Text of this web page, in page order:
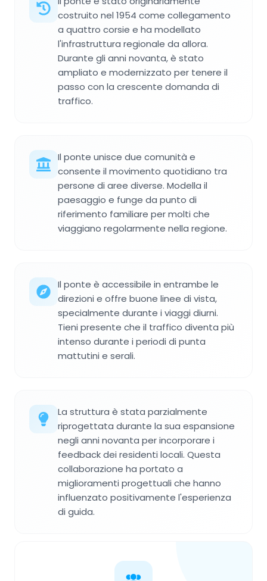
costruito nel 1954 come collegamento
a quattro corsie e ha modellato
l'infrastruttura regionale da allora.
Durante gli anni novanta, è stato
ampliato e modernizzato per tenere il
passo con la crescente domanda di
traffico.
Il ponte unisce due comunità e
consente il movimento quotidiano tra
persone di aree diverse. Modella il
paesaggio e funge da punto di
riferimento familiare per molti che
viaggiano regolarmente nella regione.
Il ponte è accessibile in entrambe le
direzioni e offre buone linee di vista,
specialmente durante i viaggi diurni.
Tieni presente che il traffico diventa più
intenso durante i periodi di punta
mattutini e serali.
La struttura è stata parzialmente
riprogettata durante la sua espansione
negli anni novanta per incorporare i
feedback dei residenti locali. Questa
collaborazione ha portato a
miglioramenti progettuali che hanno
influenzato positivamente l'esperienza
di guida.